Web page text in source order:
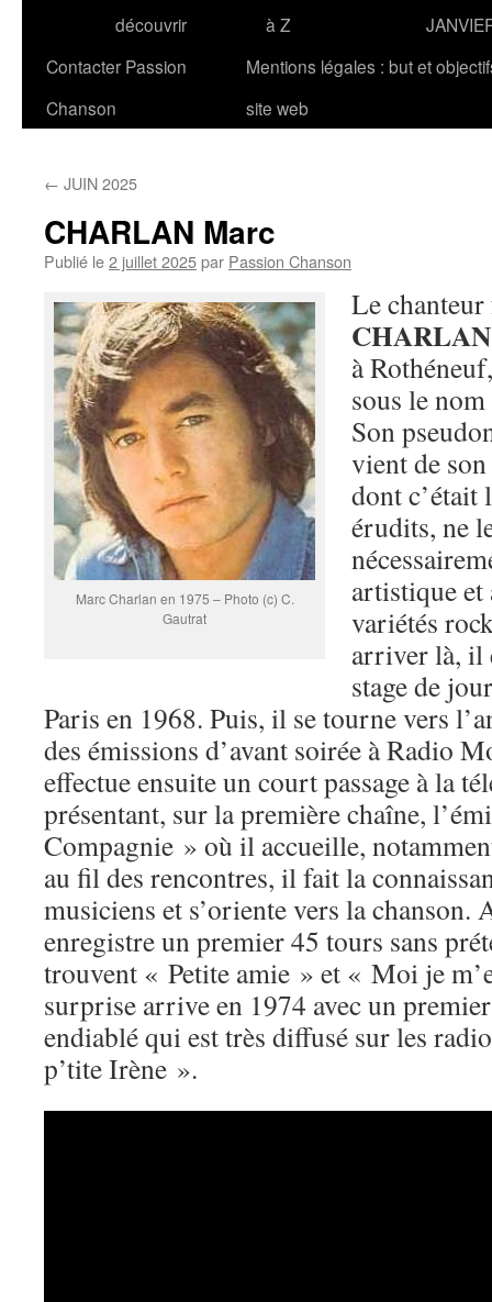
découvrir
à Z
Contacter Passion
Chanson
Mentions légales : but et
site web
← JUIN 2025
CHARLAN Marc
Publié le2 juillet 2025par Passion Chanson
Marc Charlan en 1975 – Photo (c) C.
Gautrat
Le
à
sous le
Son
vient de
dont c’était
érudits, ne
artistique et
variétés
arriver là, il
stage de
Paris en 1968. Puis, il se tourne vers
des émissions d’avant soirée à Radio
effectue ensuite un court passage à la
présentant, sur la première chaîne,
Compagnie » où il accueille,
au fil des rencontres, il fait la
musiciens et s’oriente vers la chanson.
enregistre un premier 45 tours sans
trouvent « Petite amie » et « Moi je
surprise arrive en 1974 avec un
endiablé qui est très diffusé sur les
p’tite Irène ».